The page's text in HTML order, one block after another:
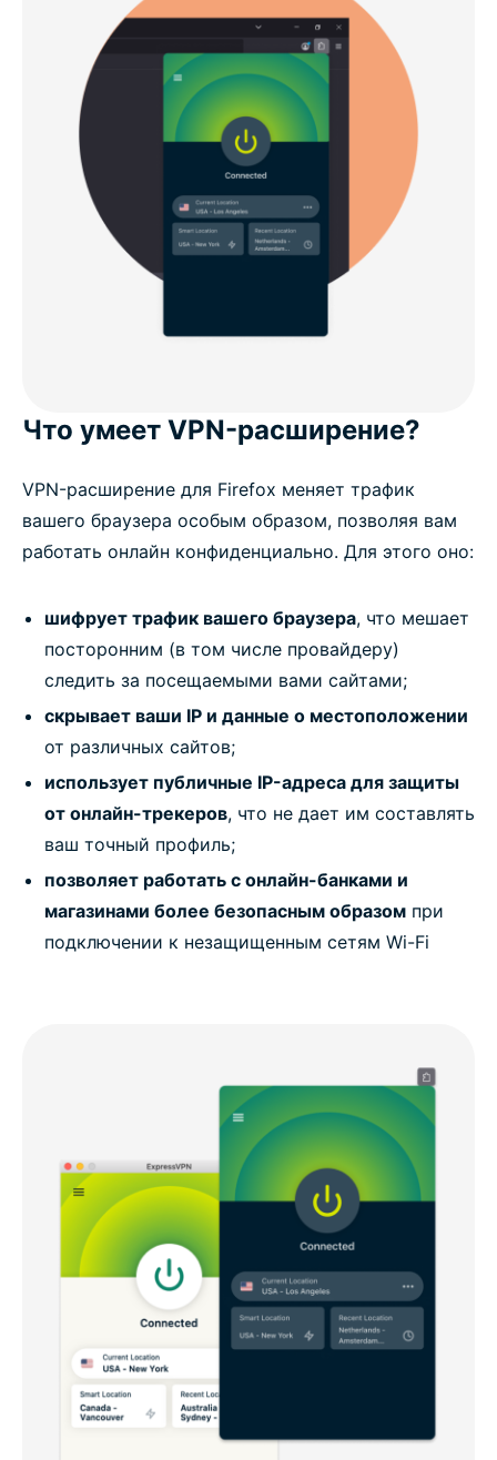
Что умеет VPN-расширение?
VPN-расширение для Firefox меняет трафик
вашего браузера особым образом, позволяя вам
работать онлайн конфиденциально. Для этого оно:
шифрует трафик вашего браузера, что мешает
посторонним (в том числе провайдеру)
следить за посещаемыми вами сайтами;
скрывает ваши IP и данные о местоположении
от различных сайтов;
использует публичные IP-адреса для защиты
от онлайн-трекеров, что не дает им составлять
ваш точный профиль;
позволяет работать с онлайн-банками и
магазинами более безопасным образом при
подключении к незащищенным сетям Wi-Fi